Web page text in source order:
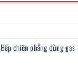
Bếp chiên phẳng dùng gas